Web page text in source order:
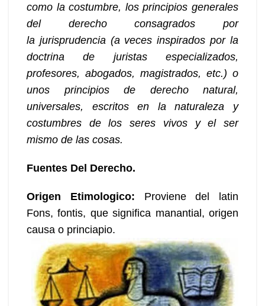
como la costumbre, los principios generales
del derecho consagrados por
la jurisprudencia (a veces inspirados por la
doctrina de juristas especializados,
profesores, abogados, magistrados, etc.) o
unos principios de derecho natural,
universales, escritos en la naturaleza y
costumbres de los seres vivos y el ser
mismo de las cosas.
Fuentes Del Derecho.
Origen Etimologico: Proviene del latin
Fons, fontis, que significa manantial, origen
causa o princiapio.